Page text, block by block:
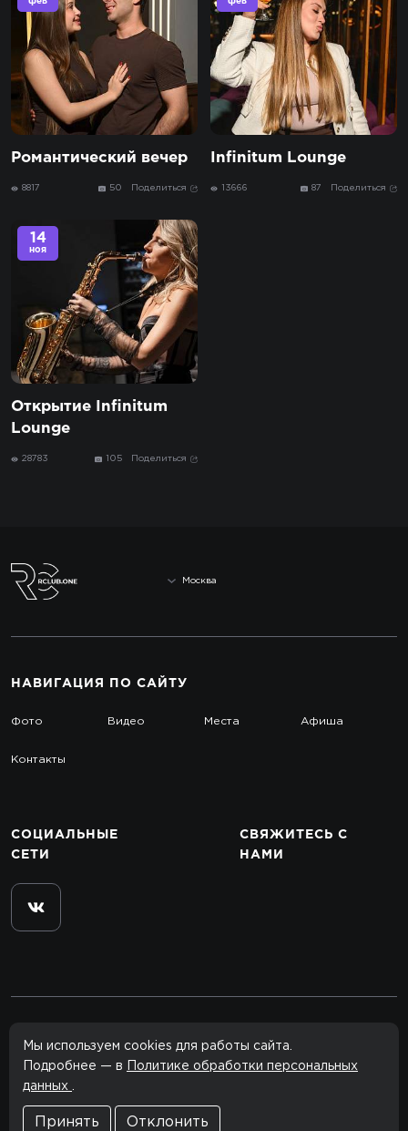
Романтический вечер
8817 50 Поделиться
Infinitum Lounge
13666 87 Поделиться
14
ноя
Открытие Infinitum
Lounge
28783 105 Поделиться
Москва
НАВИГАЦИЯ ПО САЙТУ
Фото Видео Места Афиша
Контакты
СОЦИАЛЬНЫЕ
СЕТИ
СВЯЖИТЕСЬ С
НАМИ
© 2012–2026 rclub.one
Политика конфиденциальности
Мы используем cookies для работы сайта.
Подробнее — в
Политике обработки персональных
данных
Принять Отклонить